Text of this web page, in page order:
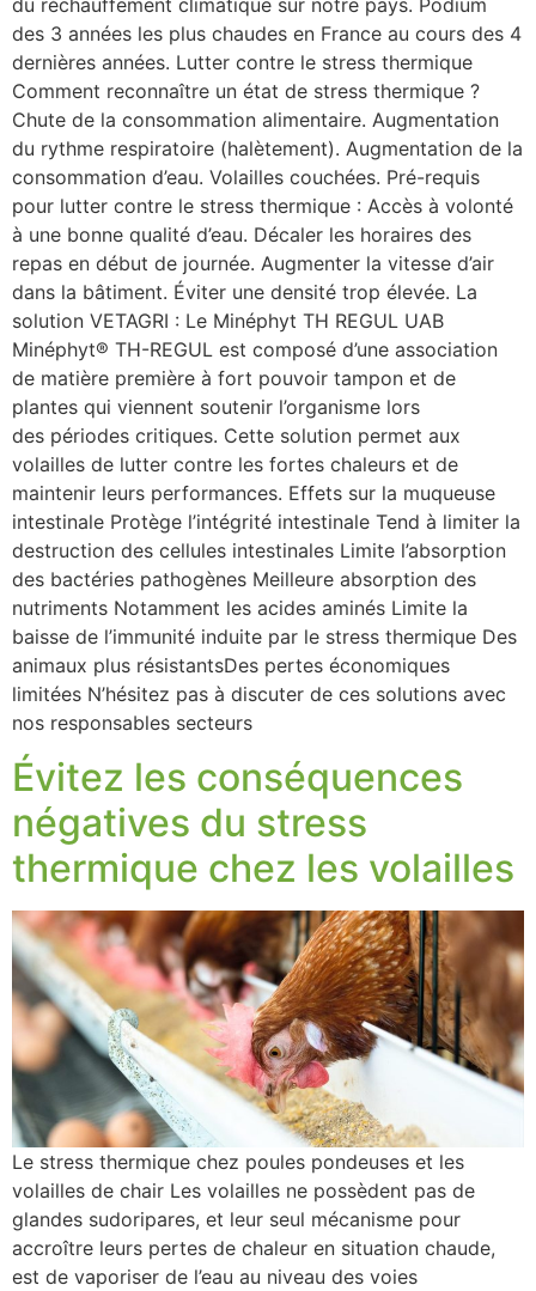
du réchauffement climatique sur notre pays. Podium
des 3 années les plus chaudes en France au cours des 4
dernières années. Lutter contre le stress thermique
Comment reconnaître un état de stress thermique ?
Chute de la consommation alimentaire. Augmentation
du rythme respiratoire (halètement). Augmentation de la
consommation d’eau. Volailles couchées. Pré-requis
pour lutter contre le stress thermique : Accès à volonté
à une bonne qualité d’eau. Décaler les horaires des
repas en début de journée. Augmenter la vitesse d’air
dans la bâtiment. Éviter une densité trop élevée. La
solution VETAGRI : Le Minéphyt TH REGUL UAB
Minéphyt® TH-REGUL est composé d’une association
de matière première à fort pouvoir tampon et de
plantes qui viennent soutenir l’organisme lors
des périodes critiques. Cette solution permet aux
volailles de lutter contre les fortes chaleurs et de
maintenir leurs performances. Effets sur la muqueuse
intestinale Protège l’intégrité intestinale Tend à limiter la
destruction des cellules intestinales Limite l’absorption
des bactéries pathogènes Meilleure absorption des
nutriments Notamment les acides aminés Limite la
baisse de l’immunité induite par le stress thermique Des
animaux plus résistantsDes pertes économiques
limitées N’hésitez pas à discuter de ces solutions avec
nos responsables secteurs
Évitez les conséquences
négatives du stress
thermique chez les volailles
Le stress thermique chez poules pondeuses et les
volailles de chair Les volailles ne possèdent pas de
glandes sudoripares, et leur seul mécanisme pour
accroître leurs pertes de chaleur en situation chaude,
est de vaporiser de l’eau au niveau des voies